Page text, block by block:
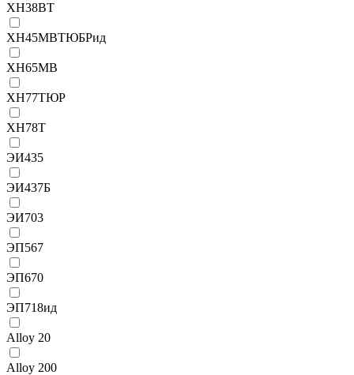
ХН38ВТ
ХН45МВТЮБРид
ХН65МВ
ХН77ТЮР
ХН78Т
ЭИ435
ЭИ437Б
ЭИ703
ЭП567
ЭП670
ЭП718ид
Alloy 20
Alloy 200